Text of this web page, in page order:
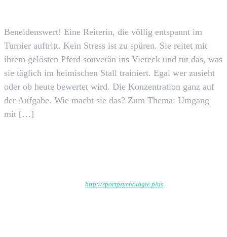
Beneidenswert! Eine Reiterin, die völlig entspannt im
Turnier auftritt. Kein Stress ist zu spüren. Sie reitet mit
ihrem gelösten Pferd souverän ins Viereck und tut das, was
sie täglich im heimischen Stall trainiert. Egal wer zusieht
oder ob heute bewertet wird. Die Konzentration ganz auf
der Aufgabe. Wie macht sie das? Zum Thema: Umgang
mit […]
http://sportpsychologie.plus